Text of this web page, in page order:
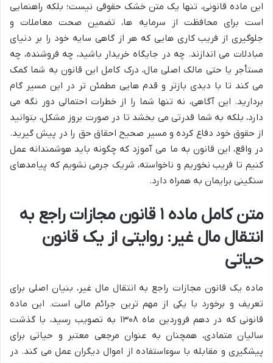
این ماده قانونی، تنها یک متن خشک حقوقی نیست؛ بلکه راهنمایی
است برای محافظت از سرمایه ها، تضمین صحت معاملات و
جلوگیری از فریب کاری هایی که هر از گاهی سایه خود را بر دنیای
مبادلات می اندازند. چه در جایگاه خریدار باشید، چه فروشنده، چه
مستأجر یا حتی مالک اصلی مال، درک کامل این قانون به شما کمک
می کند تا با دیدی بازتر و قدم هایی مطمئن تر در این مسیر گام
بردارید. این آگاهی، نه تنها شما را از خطرات احتمالی دور نگه می
دارد، بلکه به شما قدرتی می بخشد تا در صورت بروز مشکل، بتوانید
از حقوق خود دفاع کرده و مسیر صحیح احقاق حق را در پیش گیرید.
در واقع، این قانون به ما می آموزد که چگونه باید هوشمندانه عمل
کنیم تا فریب نخوریم و ناخواسته، شریک جرمی نشویم که پیامدهای
سنگینی برایمان به همراه دارد.
متن کامل ماده ۱ قانون مجازات راجع به
انتقال مال غیر: روایتی از یک قانون
حیاتی
ماده یک قانون مجازات راجع به انتقال مال غیر، بنیان اصلی برای
تعریف و برخورد با یکی از مهم ترین جرائم مالی است. این ماده
قانونی که در دهم فروردین ماه ۱۳۰۸ به تصویب رسید، با گذشت
سالیان متمادی، همچنان به عنوان مرجعی معتبر و حیاتی برای
پیشگیری و مقابله با سوءاستفاده از اموال دیگران عمل می کند. در